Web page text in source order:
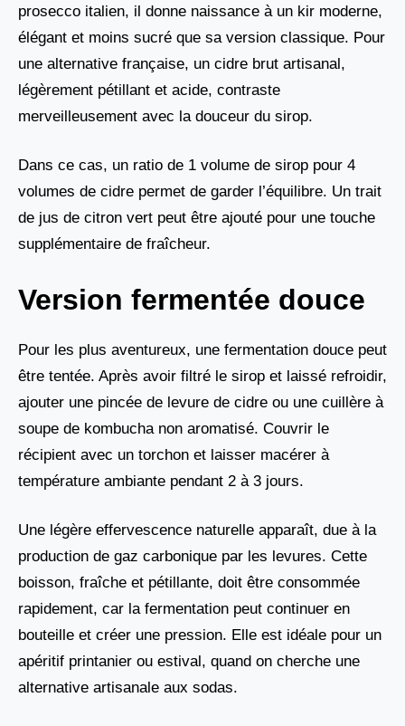
prosecco italien, il donne naissance à un kir moderne,
élégant et moins sucré que sa version classique. Pour
une alternative française, un cidre brut artisanal,
légèrement pétillant et acide, contraste
merveilleusement avec la douceur du sirop.
Dans ce cas, un ratio de 1 volume de sirop pour 4
volumes de cidre permet de garder l’équilibre. Un trait
de jus de citron vert peut être ajouté pour une touche
supplémentaire de fraîcheur.
Version fermentée douce
Pour les plus aventureux, une fermentation douce peut
être tentée. Après avoir filtré le sirop et laissé refroidir,
ajouter une pincée de levure de cidre ou une cuillère à
soupe de kombucha non aromatisé. Couvrir le
récipient avec un torchon et laisser macérer à
température ambiante pendant 2 à 3 jours.
Une légère effervescence naturelle apparaît, due à la
production de gaz carbonique par les levures. Cette
boisson, fraîche et pétillante, doit être consommée
rapidement, car la fermentation peut continuer en
bouteille et créer une pression. Elle est idéale pour un
apéritif printanier ou estival, quand on cherche une
alternative artisanale aux sodas.